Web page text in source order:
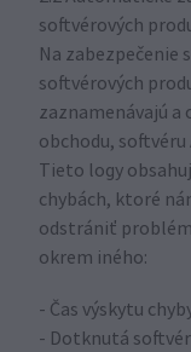
softvérových
Na
softvérových
zaznamenávajú a
obchodu,
Tieto logy
chybách, ktoré
odstrániť
okrem iného:
- Čas výskytu
- Dotknutá